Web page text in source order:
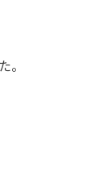
。